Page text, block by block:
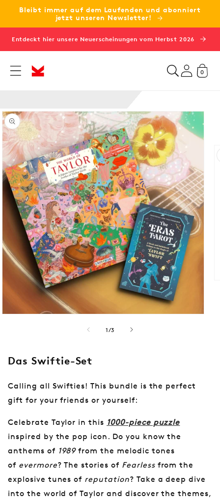
zum
Bleibt immer auf dem Laufenden und abonniert
jetzt unseren Newsletter!
Entdeckt hier unsere Neuerscheinungen vom Herbst 2026
0
1/von
3
Das Swiftie-Set
Calling all Swifties! This bundle is the perfect
gift for your friends or yourself:
Celebrate Taylor in this 1000-piece puzzle
inspired by the pop icon. Do you know the
anthems of 1989from the melodic tones
of evermore? The stories of Fearlessfrom the
explosive tunes of reputation? Take a deep dive
into the world of Taylor and discover the themes,